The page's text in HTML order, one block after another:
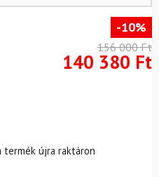
-10%
156 000Ft
140 380 Ft
termék újra raktáron